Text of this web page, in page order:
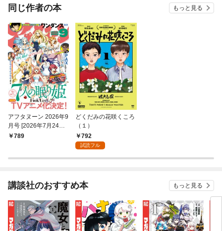
同じ作者の本 もっと見る
アフタヌーン 2026年9
月号 [2026年7月24日
発売]
789
どくだみの花咲くころ
（１）
792
試読フル
講談社のおすすめ本 もっと見る